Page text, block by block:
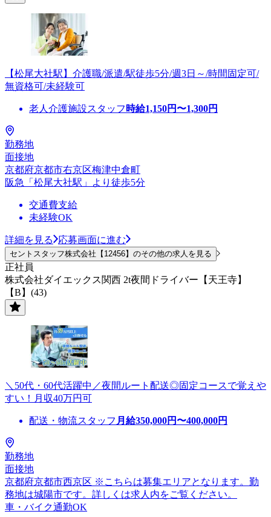
【松尾大社駅】介護職/派遣/駅徒歩5分/週3日～/時間固定可/
無資格可/未経験可
老人介護施設スタッフ 時給1,150円〜1,300円
勤務地
面接地
京都府京都市右京区梅津中倉町
阪急「松尾大社駅」より徒歩5分
交通費支給
未経験OK
詳細を見る 応募画面に進む
セントスタッフ株式会社【12456】のその他の求人を見る
正社員
株式会社ダイエックス関西 2t夜間ドライバー【天王寺】
【B】(43)
＼50代・60代活躍中／夜間ルート配送◎固定コースで覚えや
すい！月収40万円可
配送・物流スタッフ 月給350,000円〜400,000円
勤務地
面接地
京都府京都市西京区 ※こちらは募集エリアとなります。勤
務地は城陽市です。詳しくは求人内をご覧ください。
車・バイク通勤OK